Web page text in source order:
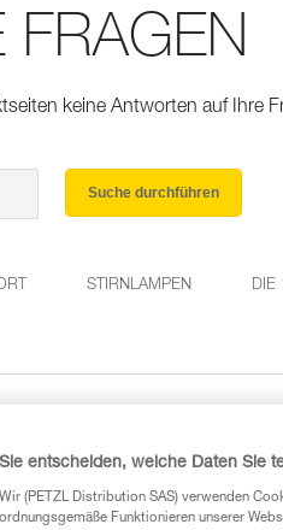
FRAGEN
keine Antworten auf Ihre
Suche durchführen
STIRNLAMPEN DIE
Gesichtsschutz an einem vor
die Helme VERTEX / ALVEO /
Sie entscheiden, welche Daten Sie
Wir (PETZL Distribution SAS) verwenden
ordnungsgemäße Funktionieren unserer